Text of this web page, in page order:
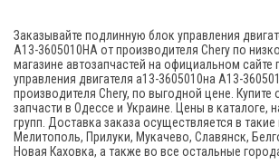
Заказывайте подлинную блок управления
A13-3605010HA от производителя Chery по
магазине автозапчастей на официальном сайте
управления двигателя а13-3605010на A13-
производителя Chery, по выгодной цене. Купите
запчасти в Одессе и Украине. Цены в каталоге,
групп. Доставка заказа осуществляется в такие
Мелитополь, Прилуки, Мукачево, Славянск,
Новая Каховка, а также во все остальные